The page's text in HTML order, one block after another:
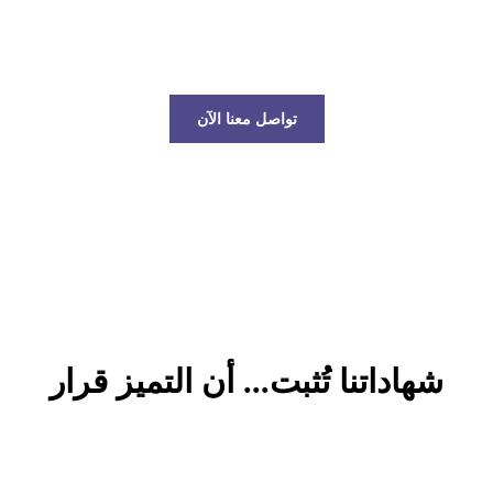
تواصل معنا الآن
شهاداتنا تُثبت... أن التميز قرار